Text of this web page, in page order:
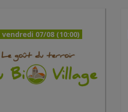
vendredi 07/08 (10:00)